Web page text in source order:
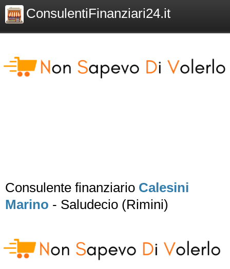
ConsulentiFinanziari24.it
Consulente finanziario Calesini
Marino - Saludecio (Rimini)